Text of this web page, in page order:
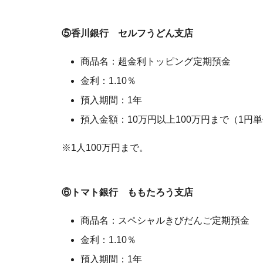
⑤香川銀行 セルフうどん支店
商品名：超金利トッピング定期預金
金利：1.10％
預入期間：1年
預入金額：10万円以上100万円まで（1円
※1人100万円まで。
⑥トマト銀行 ももたろう支店
商品名：スペシャルきびだんご定期預金
金利：1.10％
預入期間：1年